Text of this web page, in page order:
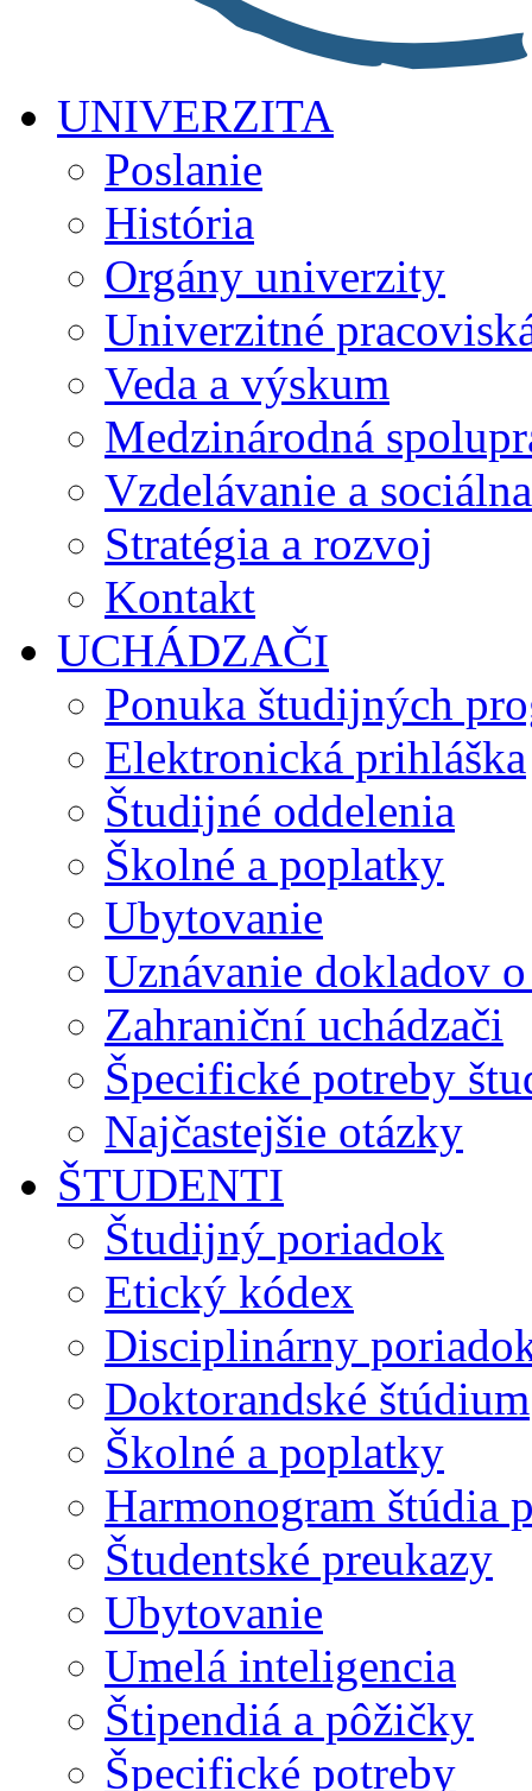
UNIVERZITA
Poslanie
História
Orgány univerzity
Univerzitné
Veda a výskum
Medzinárodná
Vzdelávanie a
Stratégia a rozvoj
Kontakt
UCHÁDZAČI
Ponuka študijných
Elektronická prihláška
Študijné oddelenia
Školné a poplatky
Ubytovanie
Uznávanie dokladov
Zahraniční uchádzači
Špecifické potreby
Najčastejšie otázky
ŠTUDENTI
Študijný poriadok
Etický kódex
Disciplinárny
Doktorandské štúdium
Školné a poplatky
Harmonogram štúdia
Študentské preukazy
Ubytovanie
Umelá inteligencia
Štipendiá a pôžičky
Špecifické potreby